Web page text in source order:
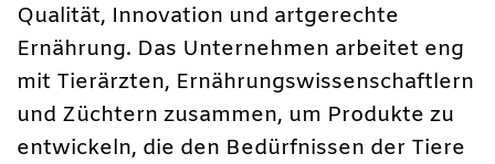
Qualität, Innovation und artgerechte
Ernährung. Das Unternehmen arbeitet eng
mit Tierärzten, Ernährungswissenschaftlern
und Züchtern zusammen, um Produkte zu
entwickeln, die den Bedürfnissen der Tiere